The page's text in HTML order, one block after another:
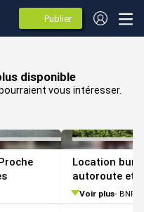
Publier
des
annonces
disponible
vous intéresser.
VOIR TOUTES LES PHOTOS
Location
autoroute et
Voir plus BNP